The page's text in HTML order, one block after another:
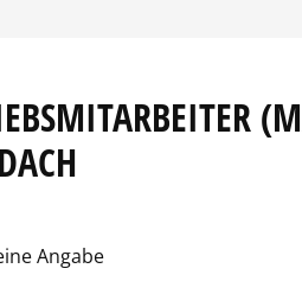
Angabe